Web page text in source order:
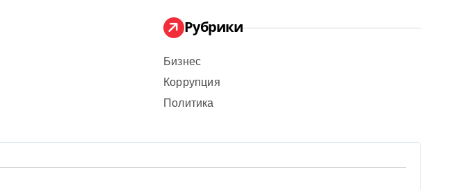
Рубрики
Бизнес
Коррупция
Политика